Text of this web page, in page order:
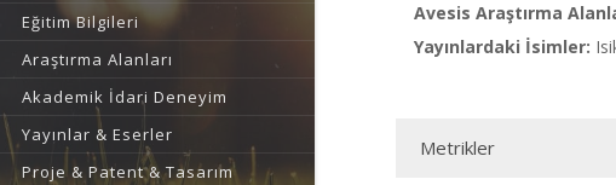
Eğitim Bilgileri
Araştırma Alanları
Akademik İdari Deneyim
Yayınlar & Eserler
Proje & Patent & Tasarım
Avesis Araştırma
Yayınlardaki İsimler:
Metrikler